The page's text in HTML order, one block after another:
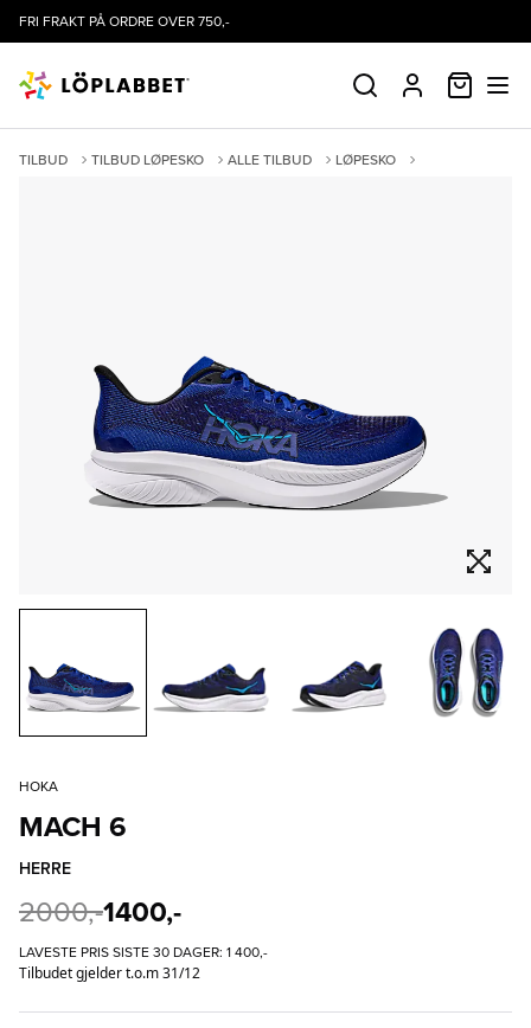
FRI FRAKT PÅ ORDRE OVER 750,-
SØK PROFIL
TILBUD TILBUD LØPESKO ALLE TILBUD
LØPESKO
HOKA
MACH 6
HERRE
2000,-1400,-
LAVESTE PRIS SISTE 30 DAGER: 1 400,-
Tilbudet gjelder t.o.m 31/12